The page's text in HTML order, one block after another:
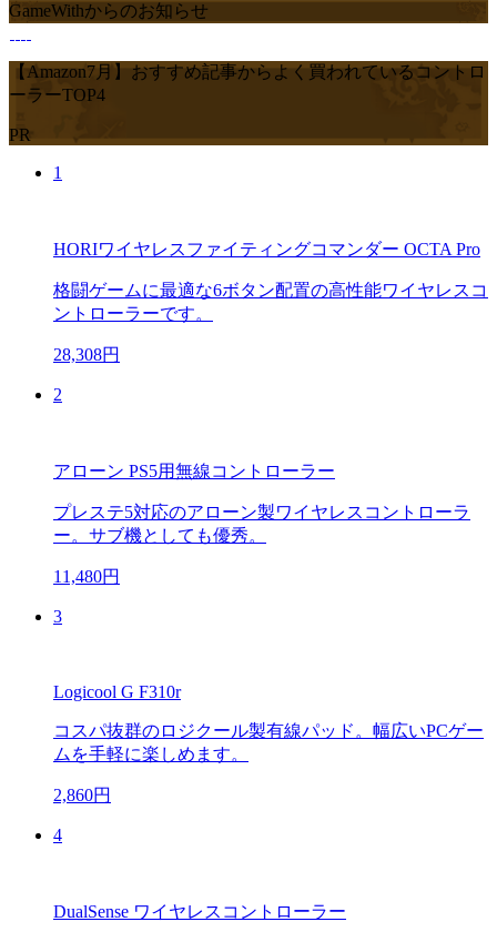
GameWithからのお知らせ
【Amazon7月】おすすめ記事からよく買われているコントロ
ーラーTOP4
PR
1
HORIワイヤレスファイティングコマンダー OCTA Pro
格闘ゲームに最適な6ボタン配置の高性能ワイヤレスコ
ントローラーです。
28,308円
2
アローン PS5用無線コントローラー
プレステ5対応のアローン製ワイヤレスコントローラ
ー。サブ機としても優秀。
11,480円
3
Logicool G F310r
コスパ抜群のロジクール製有線パッド。幅広いPCゲー
ムを手軽に楽しめます。
2,860円
4
DualSense ワイヤレスコントローラー